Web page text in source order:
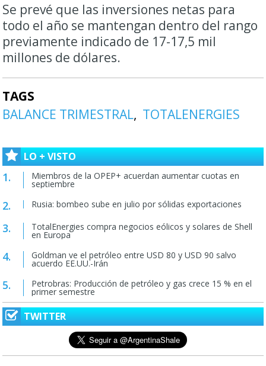
Se prevé que las inversiones netas para
todo el año se mantengan dentro del rango
previamente indicado de 17-17,5 mil
millones de dólares.
TAGS
BALANCE TRIMESTRAL TOTALENERGIES
LO + VISTO
Miembros de la OPEP+ acuerdan aumentar cuotas en
septiembre
Rusia: bombeo sube en julio por sólidas exportaciones
TotalEnergies compra negocios eólicos y solares de Shell
en Europa
Goldman ve el petróleo entre USD 80 y USD 90 salvo
acuerdo EE.UU.-Irán
Petrobras: Producción de petróleo y gas crece 15 % en el
primer semestre
TWITTER